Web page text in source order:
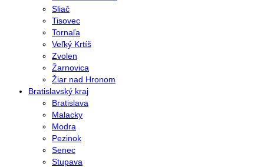
Sliač
Tisovec
Tornaľa
Veľký Krtíš
Zvolen
Žarnovica
Žiar nad Hronom
Bratislavský kraj
Bratislava
Malacky
Modra
Pezinok
Senec
Stupava